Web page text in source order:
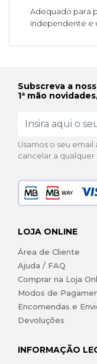
Adequado para
independente e
Subscreva a
1ª mão
Usamos o seu
cancelar a qualquer
LOJA ONLINE
Área de Cliente
Ajuda / FAQ
Comprar na Loja
Modos de
Encomendas e
Devoluções
INFORMAÇÃO